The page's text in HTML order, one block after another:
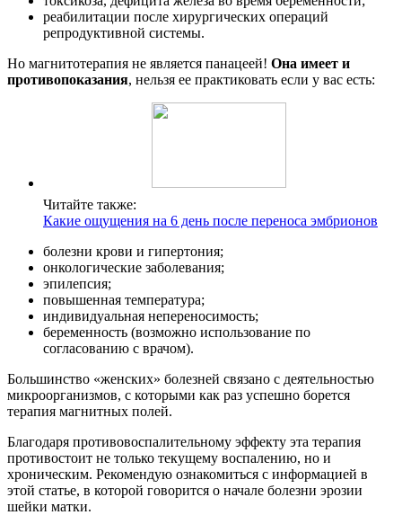
реабилитации после хирургических операций
репродуктивной системы.
Но магнитотерапия не является панацеей! Она имеет и
противопоказания, нельзя ее практиковать если у вас есть:
Читайте также:
Какие ощущения на 6 день после переноса эмбрионов
болезни крови и гипертония;
онкологические заболевания;
эпилепсия;
повышенная температура;
индивидуальная непереносимость;
беременность (возможно использование по
согласованию с врачом).
Большинство «женских» болезней связано с деятельностью
микроорганизмов, с которыми как раз успешно борется
терапия магнитных полей.
Благодаря противовоспалительному эффекту эта терапия
противостоит не только текущему воспалению, но и
хроническим. Рекомендую ознакомиться с информацией в
этой статье, в которой говорится о начале болезни эрозии
шейки матки.